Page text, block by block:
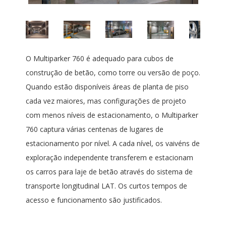
O Multiparker 760 é adequado para cubos de
construção de betão, como torre ou versão de poço.
Quando estão disponíveis áreas de planta de piso
cada vez maiores, mas configurações de projeto
com menos níveis de estacionamento, o Multiparker
760 captura várias centenas de lugares de
estacionamento por nível. A cada nível, os vaivéns de
exploração independente transferem e estacionam
os carros para laje de betão através do sistema de
transporte longitudinal LAT. Os curtos tempos de
acesso e funcionamento são justificados.